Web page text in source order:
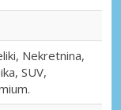
Nekretnina,
SUV,